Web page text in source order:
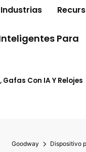
Industrias
Para
Con IA Y Relojes
Goodway Dispositivo